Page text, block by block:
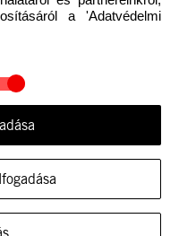
a 'Adatvédelmi